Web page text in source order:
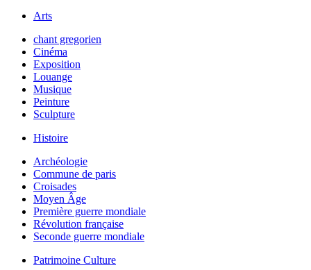
Arts
chant gregorien
Cinéma
Exposition
Louange
Musique
Peinture
Sculpture
Histoire
Archéologie
Commune de paris
Croisades
Moyen Âge
Première guerre mondiale
Révolution française
Seconde guerre mondiale
Patrimoine Culture